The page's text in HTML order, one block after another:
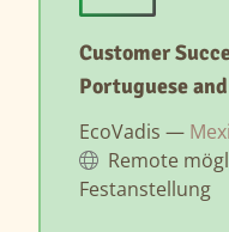
Customer
Portuguese
EcoVadis —
Remote
Festanstellung